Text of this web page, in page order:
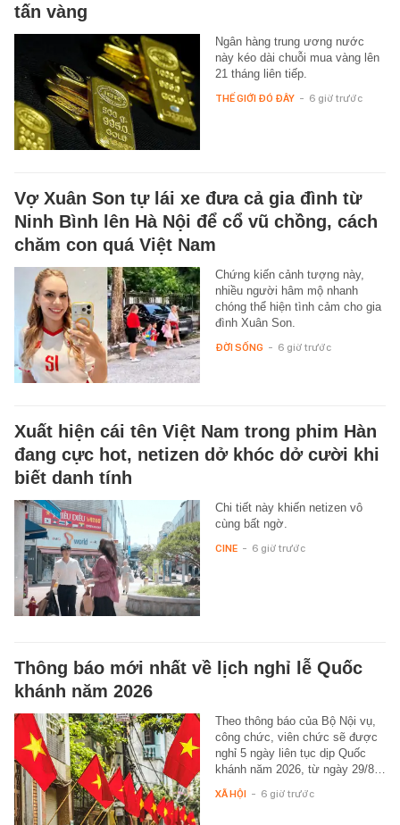
tấn vàng
Ngân hàng trung ương nước
này kéo dài chuỗi mua vàng lên
21 tháng liên tiếp.
THẾ GIỚI ĐÓ ĐÂY - 6 giờ trước
Vợ Xuân Son tự lái xe đưa cả gia đình từ
Ninh Bình lên Hà Nội để cổ vũ chồng, cách
chăm con quá Việt Nam
Chứng kiến cảnh tượng này,
nhiều người hâm mộ nhanh
chóng thể hiện tình cảm cho gia
đình Xuân Son.
ĐỜI SỐNG - 6 giờ trước
Xuất hiện cái tên Việt Nam trong phim Hàn
đang cực hot, netizen dở khóc dở cười khi
biết danh tính
Chi tiết này khiến netizen vô
cùng bất ngờ.
CINE - 6 giờ trước
Thông báo mới nhất về lịch nghỉ lễ Quốc
khánh năm 2026
Theo thông báo của Bộ Nội vụ,
công chức, viên chức sẽ được
nghỉ 5 ngày liên tục dịp Quốc
khánh năm 2026, từ ngày 29/8…
XÃ HỘI - 6 giờ trước